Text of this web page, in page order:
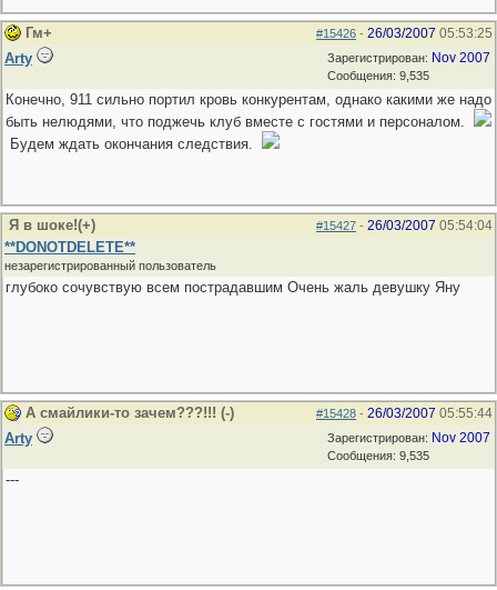
#15426 - 26/03/2007 05:53:25
Гм+
Зарегистрирован: Nov 2007
Сообщения: 9,535
Arty
Конечно, 911 сильно портил кровь конкурентам, однако какими же надо
быть нелюдями, что поджечь клуб вместе с гостями и персоналом.
Будем ждать окончания следствия.
#15427 - 26/03/2007 05:54:04
Я в шоке!(+)
**DONOTDELETE**
незарегистрированный пользователь
глубоко сочувствую всем пострадавшим Очень жаль девушку Яну
#15428 - 26/03/2007 05:55:44
А смайлики-то зачем???!!! (-)
Зарегистрирован: Nov 2007
Сообщения: 9,535
Arty
---